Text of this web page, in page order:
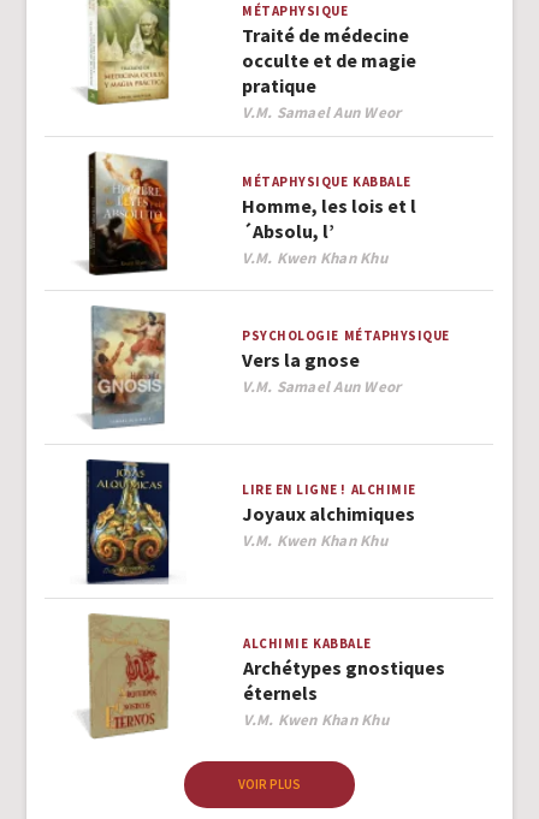
MÉTAPHYSIQUE
Traité de médecine
occulte et de magie
pratique
Author
V.M. Samael Aun Weor
MÉTAPHYSIQUE KABBALE
Homme, les lois et l
´Absolu, l’
Author
V.M. Kwen Khan Khu
PSYCHOLOGIE MÉTAPHYSIQUE
Vers la gnose
Author
V.M. Samael Aun Weor
LIRE EN LIGNE ! ALCHIMIE
Joyaux alchimiques
Author
V.M. Kwen Khan Khu
ALCHIMIE KABBALE
Archétypes gnostiques
éternels
Author
V.M. Kwen Khan Khu
VOIR PLUS